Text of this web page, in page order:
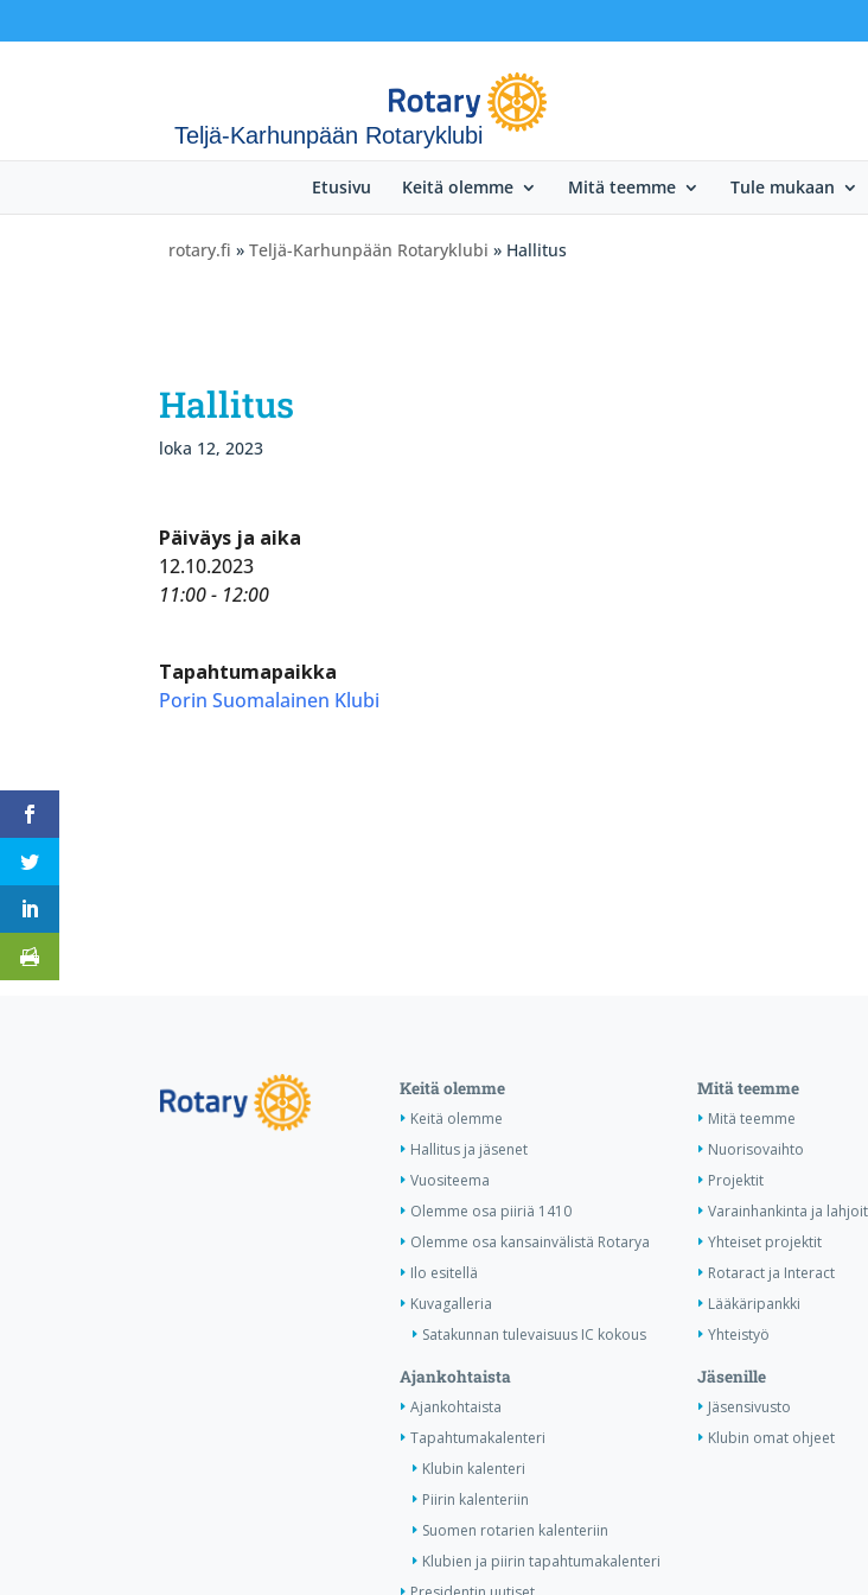
Teljä-Karhunpään Rotaryklubi
Etusivu Keitä olemme Mitä teemme Tule mukaan
rotary.fi » Teljä-Karhunpään Rotaryklubi » Hallitus
Hallitus
loka 12, 2023
Päiväys ja aika
12.10.2023
11:00 - 12:00
Tapahtumapaikka
Porin Suomalainen Klubi
Keitä olemme
Keitä olemme
Hallitus ja jäsenet
Vuositeema
Olemme osa piiriä 1410
Olemme osa kansainvälistä Rotarya
Ilo esitellä
Kuvagalleria
Satakunnan tulevaisuus IC kokous
Mitä teemme
Mitä teemme
Nuorisovaihto
Projektit
Varainhankinta ja
Yhteiset projektit
Rotaract ja Interact
Lääkäripankki
Yhteistyö
Ajankohtaista
Ajankohtaista
Tapahtumakalenteri
Klubin kalenteri
Piirin kalenteriin
Suomen rotarien kalenteriin
Klubien ja piirin tapahtumakalenteri
Jäsenille
Jäsensivusto
Klubin omat ohjeet